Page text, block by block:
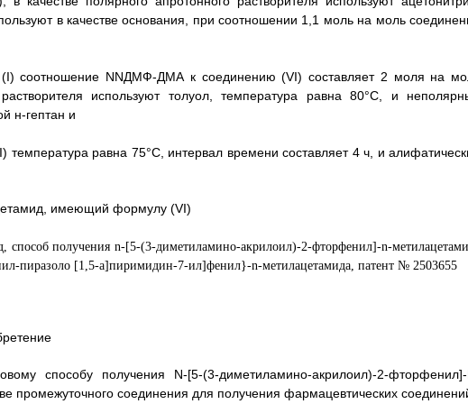
в качестве основания, при соотношении 1,1 моль на моль
соотношение NNДМФ-ДМА к соединению (VI) составляет 2 моля на
используют толуол, температура равна 80°C, и
н-гептан и
равна 75°C, интервал времени составляет 4 ч, и
имеющий формулу (VI)
способу получения N-[5-(3-диметиламино-акрилоил)-2-фторфенил]-
промежуточного соединения для получения фармацевтических